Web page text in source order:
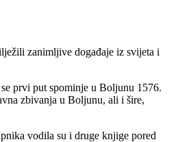
zanimljive događaje iz svijeta i
prvi put spominje u Boljunu 1576.
zbivanja u Boljunu, ali i šire,
vodila su i druge knjige pored